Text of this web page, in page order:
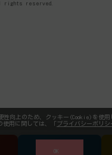
性向上のため、クッキー(Cookie)を使用
使用に関しては、「 プライバシーポリシ
OK
メール
All rights reserved.